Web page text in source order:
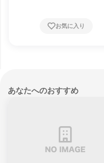
お気に入り
あなたへのおすすめ